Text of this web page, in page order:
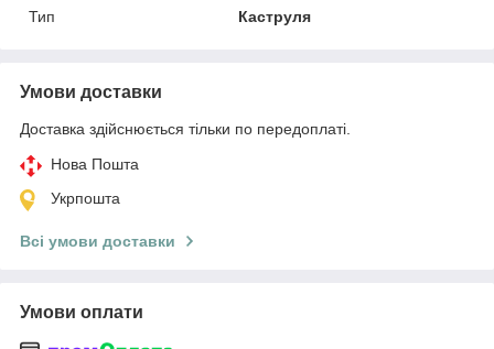
Тип
Каструля
Умови доставки
Доставка здійснюється тільки по передоплаті.
Нова Пошта
Укрпошта
Всі умови доставки
Умови оплати